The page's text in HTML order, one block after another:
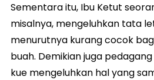
Sementara itu, Ibu Ketut
misalnya, mengeluhkan tata
menurutnya kurang cocok
buah. Demikian juga
kue mengeluhkan hal yang